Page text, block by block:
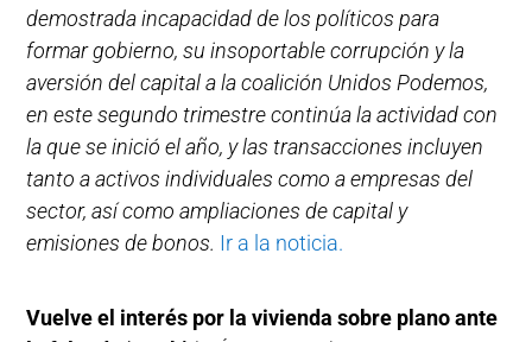
demostrada incapacidad de los políticos para
formar gobierno, su insoportable corrupción y la
aversión del capital a la coalición Unidos Podemos,
en este segundo trimestre continúa la actividad con
la que se inició el año, y las transacciones incluyen
tanto a activos individuales como a empresas del
sector, así como ampliaciones de capital y
emisiones de bonos. Ir a la noticia.
Vuelve el interés por la vivienda sobre plano ante